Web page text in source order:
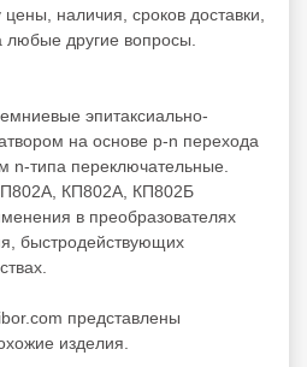
наличия, сроков доставки,
любые другие вопросы.
эпитаксиально-
на основе p-n перехода
n-типа переключательные.
КП802А, КП802Б
в преобразователях
быстродействующих
представлены
изделия.